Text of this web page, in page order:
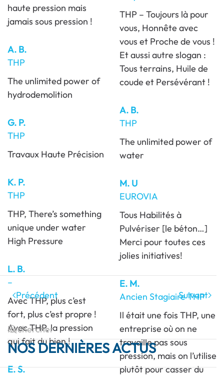
haute pression mais
jamais sous pression !
THP – Toujours là pour
vous, Honnête avec
vous et Proche de vous !
Et aussi autre slogan :
Tous terrains, Huile de
coude et Persévérant !
A. B.
THP
The unlimited power of
hydrodemolition
A. B.
THP
The unlimited power of
water
G. P.
THP
Travaux Haute Précision
K. P.
THP
THP, There’s something
unique under water
High Pressure
M. U
EUROVIA
Tous Habilités à
Pulvériser [le béton…]
Merci pour toutes ces
jolies initiatives!
L. B.
–
Avec THP, plus c’est
fort, plus c’est propre !
Avec THP, la pression
qui fait du bien !
E. M.
Ancien Stagiaire THP
Il était une fois THP, une
entreprise où on ne
travaille pas sous
pression, mais on l’utilise
plutôt pour casser du
E. S.
Précédent Suivant
NOS DERNIÈRES ACTUS